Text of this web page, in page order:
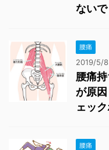
ない
腰痛
2019/5/8
腰痛
が原
ェッ
腰痛